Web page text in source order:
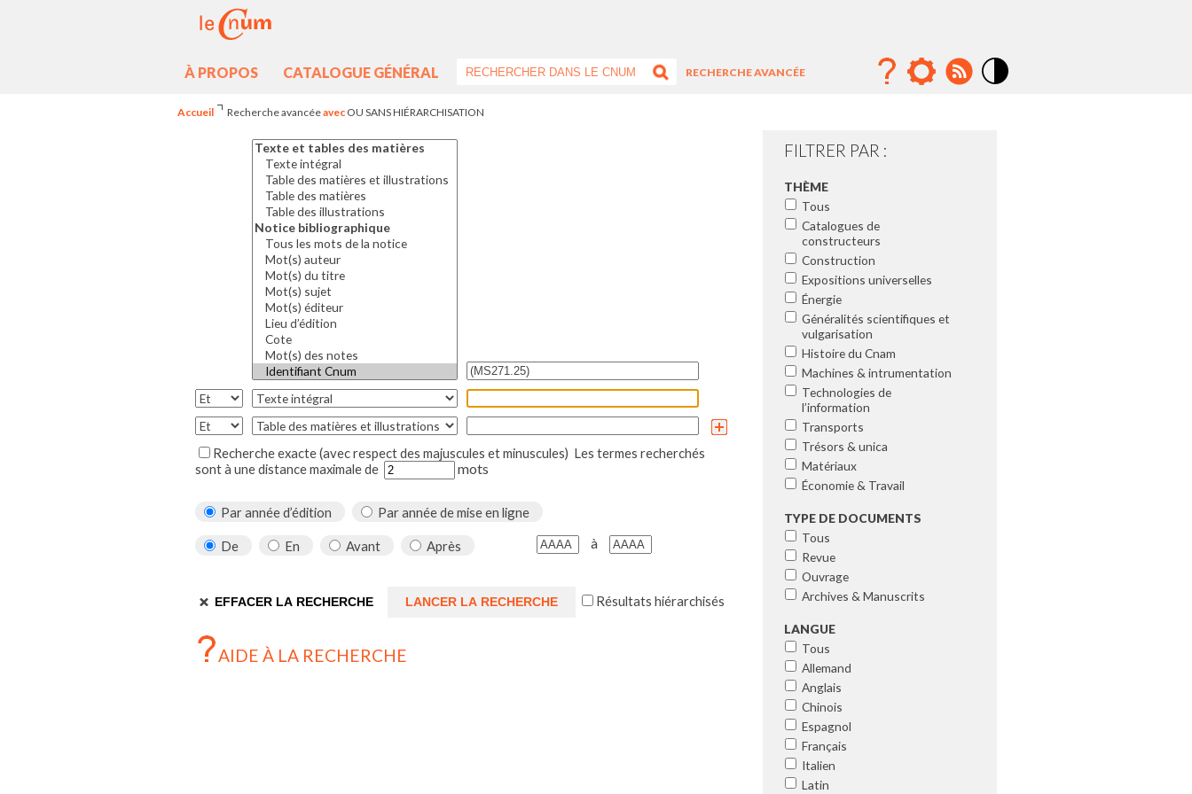
À PROPOS CATALOGUE GÉNÉRAL
RECHERCHE AVANCÉE
Accueil Recherche avancéeavec OU SANS HIÉRARCHISATION
Recherche exacte (avec respect des majuscules et minuscules) Les termes recherchés
sont à une distance maximale de
mots
Par année d’édition Par année de mise en ligne
De En Avant Après à
Résultats hiérarchisés
AIDE À LA RECHERCHE
FILTRER PAR :
THÈME
Tous
Catalogues de
constructeurs
Construction
Expositions universelles
Énergie
Généralités scientifiques et
vulgarisation
Histoire du Cnam
Machines & intrumentation
Technologies de
l’information
Transports
Trésors & unica
Matériaux
Économie & Travail
TYPE DE DOCUMENTS
Tous
Revue
Ouvrage
Archives & Manuscrits
LANGUE
Tous
Allemand
Anglais
Chinois
Espagnol
Français
Italien
Latin